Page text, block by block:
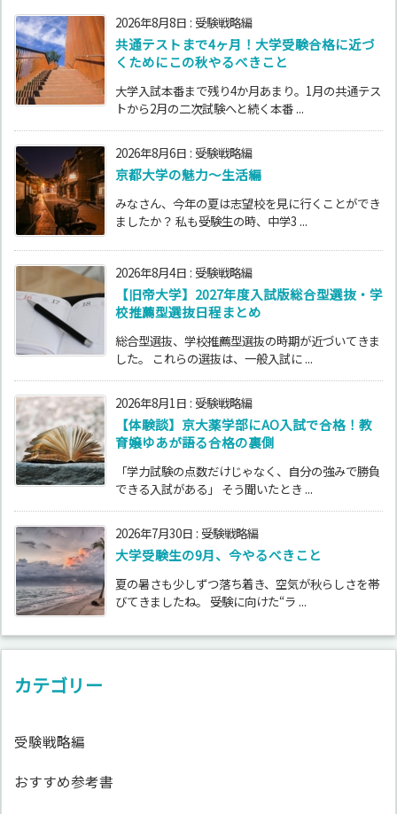
2026年8月8日 : 受験戦略編
共通テストまで4ヶ月！大学受験合格に近づ
くためにこの秋やるべきこと
大学入試本番まで残り4か月あまり。1月の共通テス
トから2月の二次試験へと続く本番 ...
2026年8月6日 : 受験戦略編
京都大学の魅力～生活編
みなさん、今年の夏は志望校を見に行くことができ
ましたか？ 私も受験生の時、中学3 ...
2026年8月4日 : 受験戦略編
【旧帝大学】2027年度入試版総合型選抜・学
校推薦型選抜日程まとめ
総合型選抜、学校推薦型選抜の時期が近づいてきま
した。 これらの選抜は、一般入試に ...
2026年8月1日 : 受験戦略編
【体験談】京大薬学部にAO入試で合格！教
育嬢ゆあが語る合格の裏側
「学力試験の点数だけじゃなく、自分の強みで勝負
できる入試がある」 そう聞いたとき ...
2026年7月30日 : 受験戦略編
大学受験生の9月、今やるべきこと
夏の暑さも少しずつ落ち着き、空気が秋らしさを帯
びてきましたね。 受験に向けた“ラ ...
カテゴリー
受験戦略編
おすすめ参考書